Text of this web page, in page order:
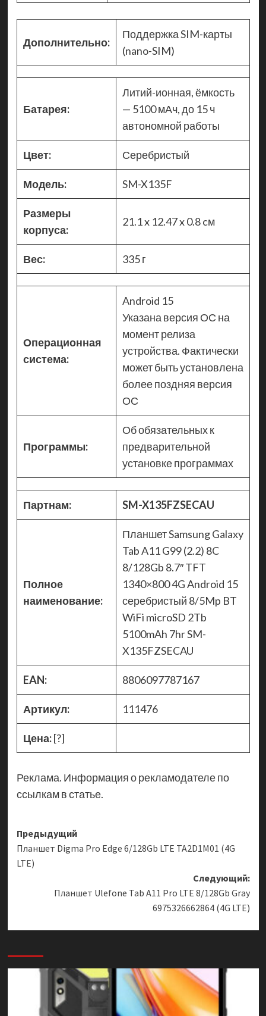
Дополнительно:
Поддержка SIM-карты
(nano-SIM)
Батарея:
Литий-ионная, ёмкость
— 5100 мАч, до 15 ч
автономной работы
Цвет: Серебристый
Модель: SM-X135F
Размеры
корпуса:
21.1 x 12.47 x 0.8 cм
Вес: 335 г
Операционная
система:
Android 15
Указана версия ОС на
момент релиза
устройства. Фактически
может быть установлена
более поздняя версия
ОС
Программы:
Об обязательных к
предварительной
установке программах
Партнам: SM-X135FZSECAU
Полное
наименование:
Планшет Samsung Galaxy
Tab A11 G99 (2.2) 8C
8/128Gb 8.7″ TFT
1340×800 4G Android 15
серебристый 8/5Mp BT
WiFi microSD 2Tb
5100mAh 7hr SM-
X135FZSECAU
EAN: 8806097787167
Артикул: 111476
Цена:[?]
Реклама. Информация о рекламодателе по
ссылкам в статье.
Навигация
записи
Предыдущий
Планшет Digma Pro Edge 6/128Gb LTE TA2D1M01 (4G
LTE)
Следующий:
Планшет Ulefone Tab A11 Pro LTE 8/128Gb Gray
6975326662864 (4G LTE)